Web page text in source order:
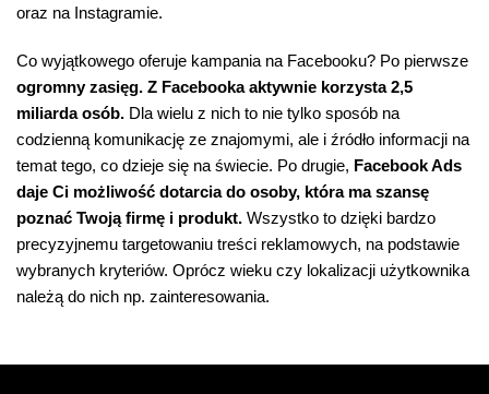
oraz na Instagramie.
Co wyjątkowego oferuje kampania na Facebooku? Po pierwsze
ogromny zasięg. Z Facebooka aktywnie korzysta 2,5
miliarda osób. Dla wielu z nich to nie tylko sposób na
codzienną komunikację ze znajomymi, ale i źródło informacji na
temat tego, co dzieje się na świecie. Po drugie, Facebook Ads
daje Ci możliwość dotarcia do osoby, która ma szansę
poznać Twoją firmę i produkt. Wszystko to dzięki bardzo
precyzyjnemu targetowaniu treści reklamowych, na podstawie
wybranych kryteriów. Oprócz wieku czy lokalizacji użytkownika
należą do nich np. zainteresowania.